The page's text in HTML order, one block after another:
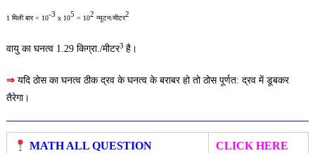
1 मिलीबार= 10-3 x 105 = 102 न्यूटन/मीटर2
वायु का घनत्व 1.29 किग्रा./मीटर3 है।
⇒ यदि ठोस का घनत्व ठीक द्रव के घनत्व के बराबर हो तो ठोस पूर्णत: द्रव में डूबकर
तैरेगा।
MATH ALL QUESTION CLICK HERE